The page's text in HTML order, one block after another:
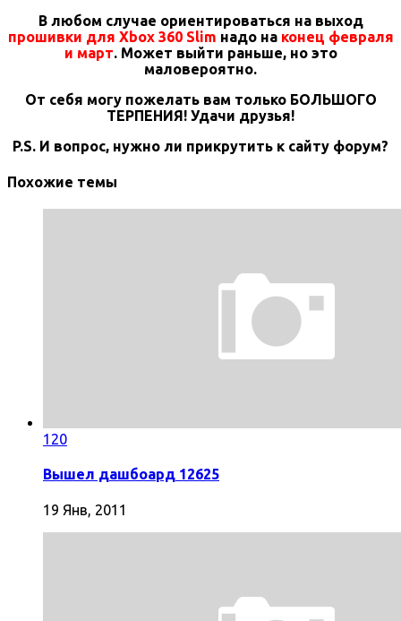
В любом случае ориентироваться на выход
прошивки для Xbox 360 Slim надо на конец февраля
и март. Может выйти раньше, но это
маловероятно.
От себя могу пожелать вам только БОЛЬШОГО
ТЕРПЕНИЯ! Удачи друзья!
P.S. И вопрос, нужно ли прикрутить к сайту форум?
Похожие темы
120
Вышел дашбоард 12625
19 Янв, 2011